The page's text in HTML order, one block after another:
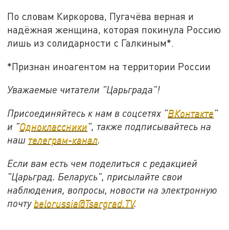
По словам Киркорова, Пугачёва верная и
надёжная женщина, которая покинула Россию
лишь из солидарности с Галкиным*.
*Признан иноагентом на территории России
Уважаемые читатели "Царьграда"!
Присоединяйтесь к нам в соцсетях "ВКонтакте"
и "Одноклассники", также подписывайтесь на
наш телеграм-канал.
Если вам есть чем поделиться с редакцией
"Царьград. Беларусь", присылайте свои
наблюдения, вопросы, новости на электронную
почту belorussia@Tsargrad.TV.